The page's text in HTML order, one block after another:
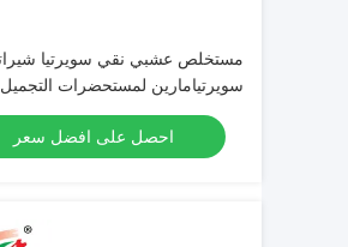
سويرتيامارين لمستحضرات التجميل
احصل على افضل سعر